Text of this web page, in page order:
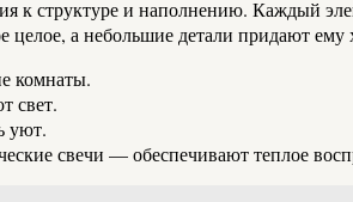
к структуре и наполнению. Каждый
целое, а небольшие детали придают ему
комнаты.
свет.
уют.
свечи — обеспечивают теплое